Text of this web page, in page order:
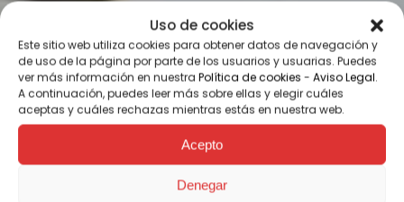
Uso de cookies
Este sitio web utiliza cookies para obtener datos de navegación y
de uso de la página por parte de los usuarios y usuarias. Puedes
ver más información en nuestra Política de cookies - Aviso Legal.
A continuación, puedes leer más sobre ellas y elegir cuáles
aceptas y cuáles rechazas mientras estás en nuestra web.
Acepto
Denegar